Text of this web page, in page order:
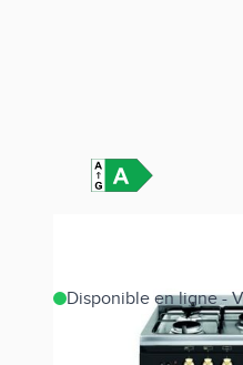
Disponible en ligne -
Estimer les frais de port